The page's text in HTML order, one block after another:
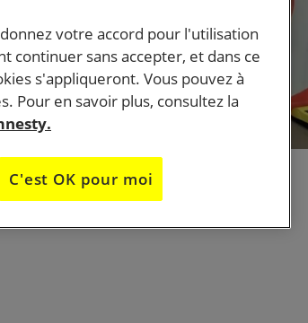
donnez votre accord pour l'utilisation
continuer sans accepter, et dans ce
s'appliqueront. Vous pouvez à
Pour en savoir plus, consultez la
C'est OK pour moi